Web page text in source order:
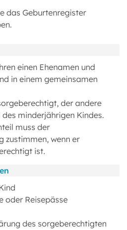
das Geburtenregister
einen Ehenamen und
in einem gemeinsamen
der andere
minderjährigen Kindes.
muss der
zustimmen, wenn er
ist.
oder Reisepässe
des sorgeberechtigten